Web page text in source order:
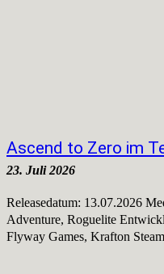
Ascend to Zero im
23. Juli 2026
Releasedatum: 13.07.2026
Adventure, Roguelite